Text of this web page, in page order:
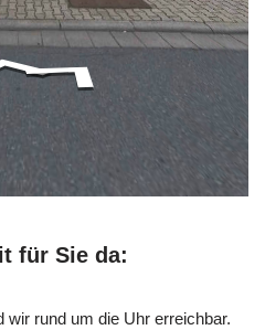
für Sie da:
rund um die Uhr erreichbar.